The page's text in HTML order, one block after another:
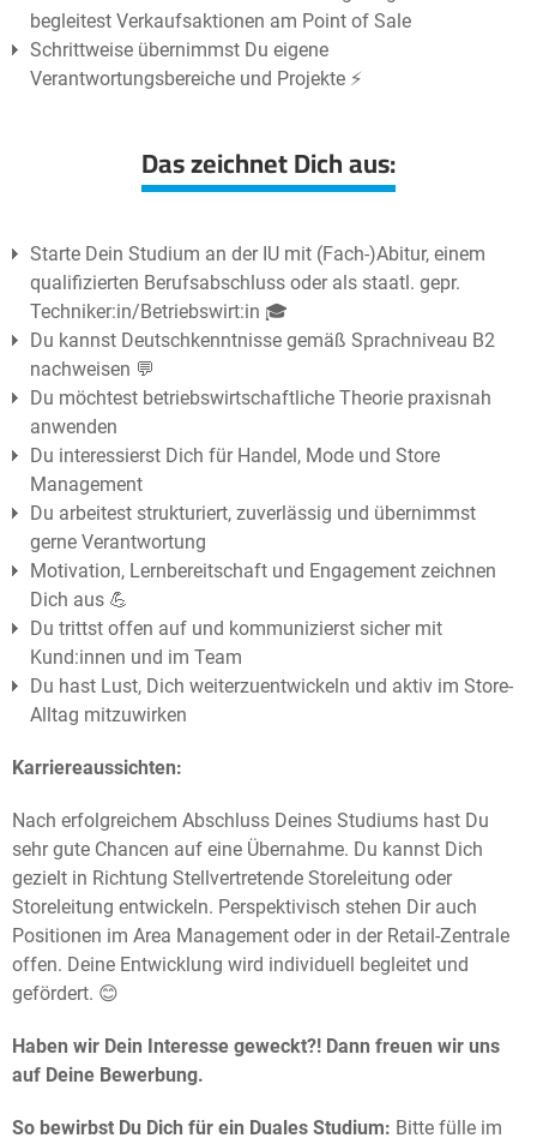
begleitest Verkaufsaktionen am Point of Sale
Schrittweise übernimmst Du eigene
Verantwortungsbereiche und Projekte ⚡️
Das zeichnet Dich aus:
Starte Dein Studium an der IU mit (Fach-)Abitur, einem
qualifizierten Berufsabschluss oder als staatl. gepr.
Techniker:in/Betriebswirt:in 🎓
Du kannst Deutschkenntnisse gemäß Sprachniveau B2
nachweisen 💬
Du möchtest betriebswirtschaftliche Theorie praxisnah
anwenden
Du interessierst Dich für Handel, Mode und Store
Management
Du arbeitest strukturiert, zuverlässig und übernimmst
gerne Verantwortung
Motivation, Lernbereitschaft und Engagement zeichnen
Dich aus 💪
Du trittst offen auf und kommunizierst sicher mit
Kund:innen und im Team
Du hast Lust, Dich weiterzuentwickeln und aktiv im Store-
Alltag mitzuwirken
Karriereaussichten:
Nach erfolgreichem Abschluss Deines Studiums hast Du
sehr gute Chancen auf eine Übernahme. Du kannst Dich
gezielt in Richtung Stellvertretende Storeleitung oder
Storeleitung entwickeln. Perspektivisch stehen Dir auch
Positionen im Area Management oder in der Retail-Zentrale
offen. Deine Entwicklung wird individuell begleitet und
gefördert. 😊
Haben wir Dein Interesse geweckt?! Dann freuen wir uns
auf Deine Bewerbung.
So bewirbst Du Dich für ein Duales Studium: Bitte fülle im